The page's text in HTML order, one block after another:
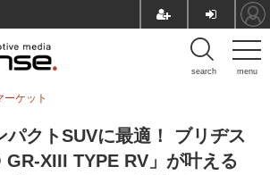
menu
search
パクトSUVに最適！ ブリヂス
GR-XIII TYPE RV」が叶える
ーケット